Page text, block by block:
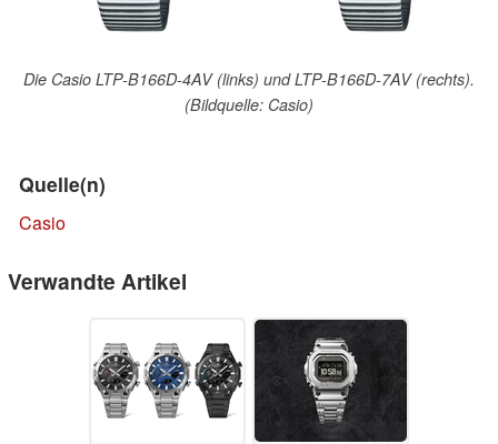
Die Casio LTP-B166D-4AV (links) und LTP-B166D-7AV (rechts).
(Bildquelle: Casio)
Quelle(n)
Casio
Verwandte Artikel